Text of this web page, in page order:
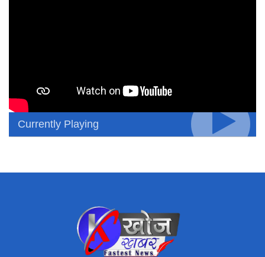
Currently Playing